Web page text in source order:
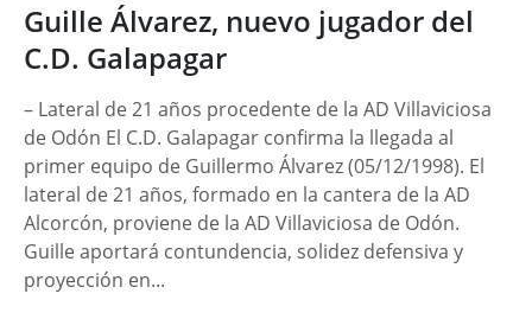
Guille Álvarez, nuevo jugador del
C.D. Galapagar
– Lateral de 21 años procedente de la AD Villaviciosa
de Odón El C.D. Galapagar confirma la llegada al
primer equipo de Guillermo Álvarez (05/12/1998). El
lateral de 21 años, formado en la cantera de la AD
Alcorcón, proviene de la AD Villaviciosa de Odón.
Guille aportará contundencia, solidez defensiva y
proyección en...